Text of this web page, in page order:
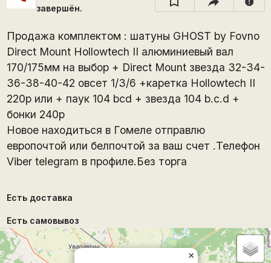
завершён.
Продажа комплектом : шатуны GHOST by Fovno
Direct Mount Hollowtech II алюминиевый вал
170/175мм на выбор + Direct Mount звезда 32-34-
36-38-40-42 овсет 1/3/6 +каретка Hollowtech II
220р или + паук 104 bcd + звезда 104 b.c.d +
бонки 240р
Новое находитьcя в Гомеле отправлю
европочтой или белпочтой за ваш счет .Телефон
Viber telegram в профиле.Без торга
Есть доставка
Есть самовывоз
×